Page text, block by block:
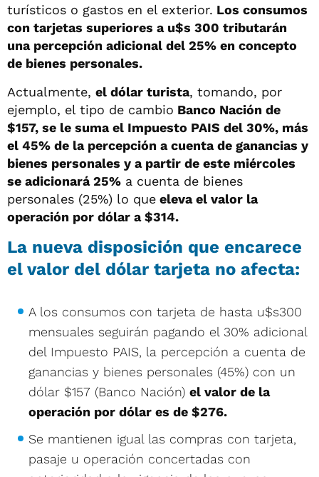
turísticos o gastos en el exterior. Los consumos
con tarjetas superiores a u$s 300 tributarán
una percepción adicional del 25% en concepto
de bienes personales.
Actualmente, el dólar turista, tomando, por
ejemplo, el tipo de cambio Banco Nación de
$157, se le suma el Impuesto PAIS del 30%, más
el 45% de la percepción a cuenta de ganancias y
bienes personales y a partir de este miércoles
se adicionará 25% a cuenta de bienes
personales (25%) lo que eleva el valor la
operación por dólar a $314.
La nueva disposición que encarece
el valor del dólar tarjeta no afecta:
A los consumos con tarjeta de hasta u$s300
mensuales seguirán pagando el 30% adicional
del Impuesto PAIS, la percepción a cuenta de
ganancias y bienes personales (45%) con un
dólar $157 (Banco Nación) el valor de la
operación por dólar es de $276.
Se mantienen igual las compras con tarjeta,
pasaje u operación concertadas con